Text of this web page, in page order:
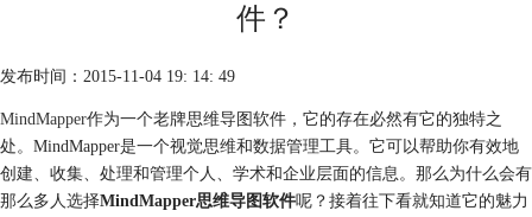
件？
发布时间：2015-11-04 19: 14: 49
MindMapper作为一个老牌思维导图软件，它的存在必然有它的独特之
处。MindMapper是一个视觉思维和数据管理工具。它可以帮助你有效地
创建、收集、处理和管理个人、学术和企业层面的信息。那么为什么会有
那么多人选择MindMapper思维导图软件呢？接着往下看就知道它的魅力